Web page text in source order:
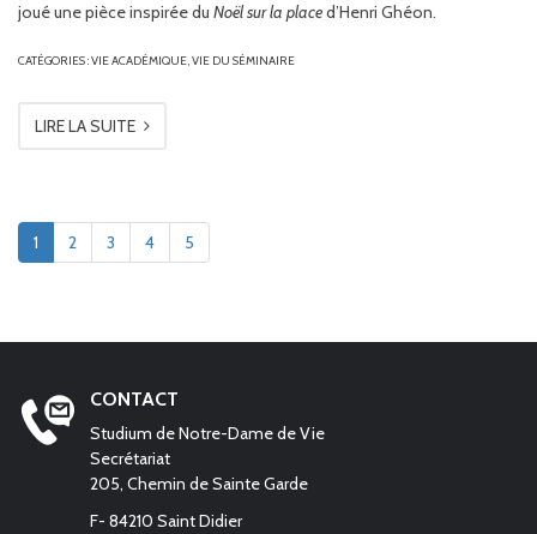
joué une pièce inspirée du Noël sur la placed’Henri Ghéon.
CATÉGORIES :VIE ACADÉMIQUE,VIE DU SÉMINAIRE
LIRE LA SUITE
1 2 3 4 5
CONTACT
Studium de Notre-Dame de Vie
Secrétariat
205, Chemin de Sainte Garde
F- 84210 Saint Didier